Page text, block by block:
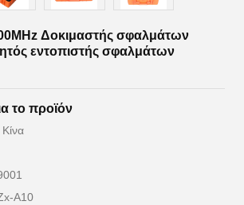
Δοκιμαστής σφαλμάτων
εντοπιστής σφαλμάτων
το προϊόν
A10